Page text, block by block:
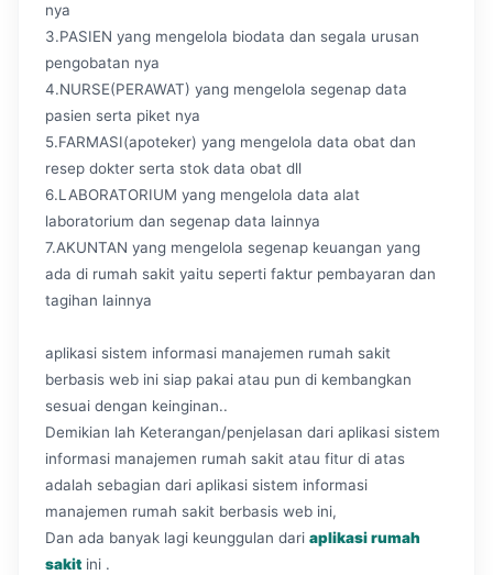
nya
3.PASIEN yang mengelola biodata dan segala urusan
pengobatan nya
4.NURSE(PERAWAT) yang mengelola segenap data
pasien serta piket nya
5.FARMASI(apoteker) yang mengelola data obat dan
resep dokter serta stok data obat dll
6.LABORATORIUM yang mengelola data alat
laboratorium dan segenap data lainnya
7.AKUNTAN yang mengelola segenap keuangan yang
ada di rumah sakit yaitu seperti faktur pembayaran dan
tagihan lainnya
aplikasi sistem informasi manajemen rumah sakit
berbasis web ini siap pakai atau pun di kembangkan
sesuai dengan keinginan..
Demikian lah Keterangan/penjelasan dari aplikasi sistem
informasi manajemen rumah sakit atau fitur di atas
adalah sebagian dari aplikasi sistem informasi
manajemen rumah sakit berbasis web ini,
Dan ada banyak lagi keunggulan dari aplikasi rumah
sakit ini .